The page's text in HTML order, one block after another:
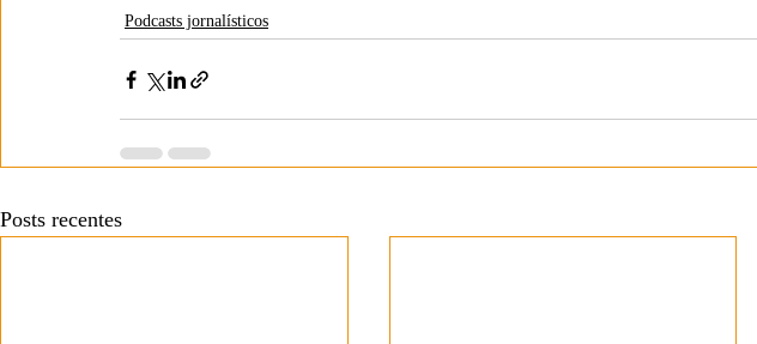
Podcasts jornalísticos
Posts recentes